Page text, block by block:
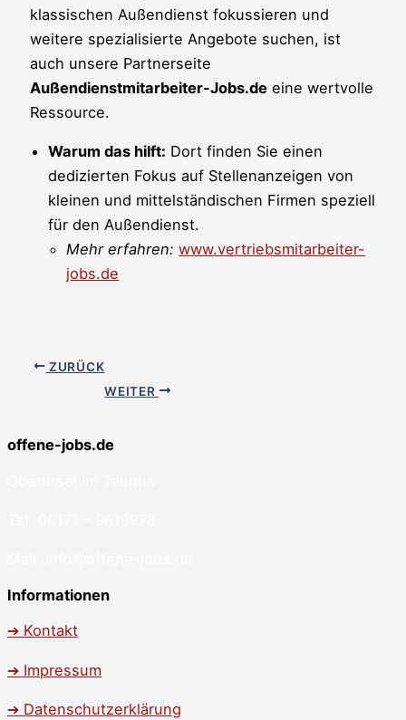
klassischen Außendienst fokussieren und
weitere spezialisierte Angebote suchen, ist
auch unsere Partnerseite
Außendienstmitarbeiter-Jobs.de eine wertvolle
Ressource.
Warum das hilft: Dort finden Sie einen
dedizierten Fokus auf Stellenanzeigen von
kleinen und mittelständischen Firmen speziell
für den Außendienst.
Mehr erfahren: www.vertriebsmitarbeiter-
jobs.de
ZURÜCK
WEITER
offene-jobs.de
Informationen
➔ Kontakt
➔ Impressum
➔ Datenschutzerklärung